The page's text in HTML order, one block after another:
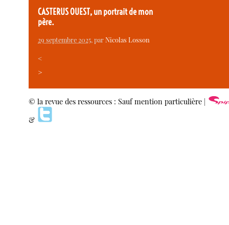
CASTERUS OUEST, un portrait de mon
père.
29 septembre 2025, parNicolas Losson
<
>
© la revue des ressources : Sauf mention particulière |
&